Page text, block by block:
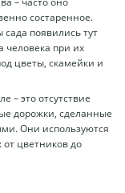
состаренное.
появились тут
человека при их
цветы, скамейки и
– это отсутствие
дорожки, сделанные
Они используются
цветников до